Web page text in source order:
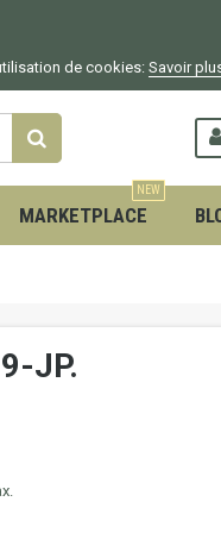
de cookies: Savoir
MARKETPLACE
NEW
JP.